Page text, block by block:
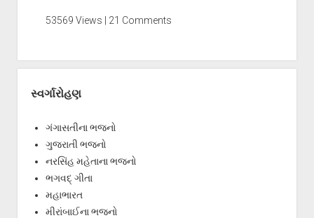
53569 Views | 21 Comments
સ્વર્ગારોહણ
ગંગાસતીના ભજનો
ગુજરાતી ભજનો
નરસિંહ મહેતાના ભજનો
ભગવદ્ ગીતા
મહાભારત
મીરાંબાઈના ભજનો